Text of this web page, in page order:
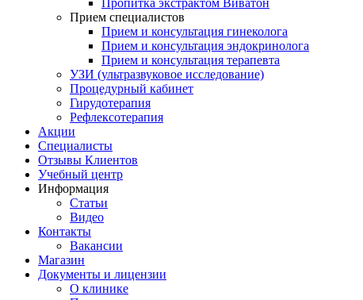
Пропитка экстрактом Виватон
Прием специалистов
Прием и консультация гинеколога
Прием и консультация эндокринолога
Прием и консультация терапевта
УЗИ (ультразвуковое исследование)
Процедурный кабинет
Гирудотерапия
Рефлексотерапия
Акции
Специалисты
Отзывы Клиентов
Учебный центр
Информация
Статьи
Видео
Контакты
Вакансии
Магазин
Документы и лицензии
О клинике